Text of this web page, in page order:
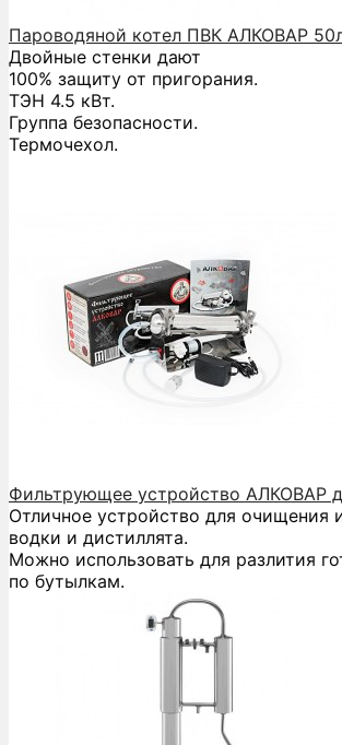
Пароводяной котел ПВК АЛКОВАР
Двойные стенки дают
100% защиту от пригорания.
ТЭН 4.5 кВт.
Группа безопасности.
Термочехол.
Фильтрующее устройство АЛКОВАР
Отличное устройство для очищения
водки и дистиллята.
Можно использовать для разлития
по бутылкам.